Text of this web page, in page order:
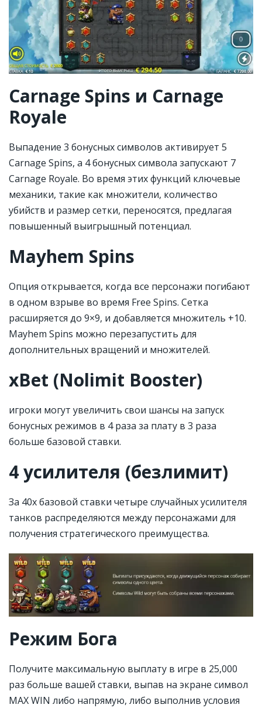
Carnage Spins и Carnage
Royale
Выпадение 3 бонусных символов активирует 5
Carnage Spins, а 4 бонусных символа запускают 7
Carnage Royale. Во время этих функций ключевые
механики, такие как множители, количество
убийств и размер сетки, переносятся, предлагая
повышенный выигрышный потенциал.
Mayhem Spins
Опция открывается, когда все персонажи погибают
в одном взрыве во время Free Spins. Сетка
расширяется до 9×9, и добавляется множитель +10.
Mayhem Spins можно перезапустить для
дополнительных вращений и множителей.
xBet (Nolimit Booster)
игроки могут увеличить свои шансы на запуск
бонусных режимов в 4 раза за плату в 3 раза
больше базовой ставки.
4 усилителя (безлимит)
За 40x базовой ставки четыре случайных усилителя
танков распределяются между персонажами для
получения стратегического преимущества.
Режим Бога
Получите максимальную выплату в игре в 25,000
раз больше вашей ставки, выпав на экране символ
MAX WIN либо напрямую, либо выполнив условия